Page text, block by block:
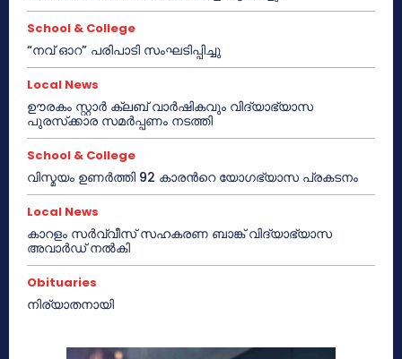
School & College
“നവ് ഓറ” പരിപാടി സംഘടിപ്പിച്ചു
Local News
ഊരകം സ്റ്റാർ ക്ലബ് വാർഷികവും വിദ്യാഭ്യാസ
പുരസ്‌ക്കാര സമർപ്പണം നടത്തി
School & College
വിസ്മയം ഉണർത്തി 92 കാരൻറെ യോഗഭ്യാസ പ്രകടനം
Local News
കാറളം സർവ്വീസ് സഹകരണ ബാങ്ക് വിദ്യാഭ്യാസ
അവാർഡ് നൽകി
Obituaries
നിര്യാതനായി